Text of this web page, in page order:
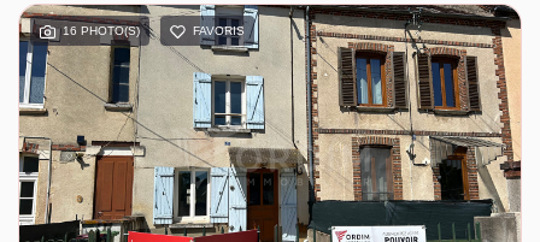
16 PHOTO(S) FAVORIS